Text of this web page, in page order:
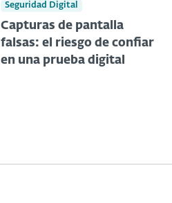
Seguridad Digital
Capturas de pantalla
falsas: el riesgo de confiar
en una prueba digital